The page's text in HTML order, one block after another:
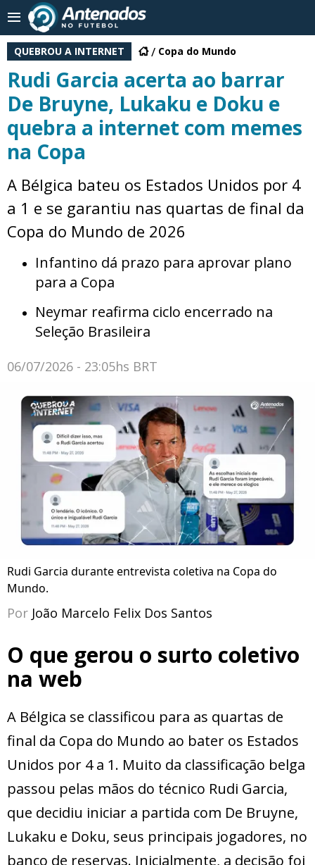
QUEBROU A INTERNET Copa do Mundo
Rudi Garcia acerta ao barrar
De Bruyne, Lukaku e Doku e
quebra a internet com memes
na Copa
A Bélgica bateu os Estados Unidos por 4
a 1 e se garantiu nas quartas de final da
Copa do Mundo de 2026
Infantino dá prazo para aprovar plano
para a Copa
Neymar reafirma ciclo encerrado na
Seleção Brasileira
06/07/2026 - 23:05hs BRT
Rudi Garcia durante entrevista coletiva na Copa do
Mundo.
Por João Marcelo Felix Dos Santos
O que gerou o surto coletivo
na web
A Bélgica se classificou para as quartas de
final da Copa do Mundo ao bater os Estados
Unidos por 4 a 1. Muito da classificação belga
passou pelas mãos do técnico Rudi Garcia,
que decidiu iniciar a partida com De Bruyne,
Lukaku e Doku, seus principais jogadores, no
banco de reservas. Inicialmente, a decisão foi